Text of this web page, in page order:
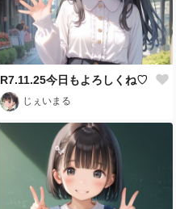
R7.11.25今日もよろしくね♡
じぇいまる